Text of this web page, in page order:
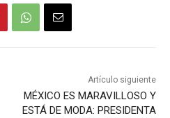
Artículo siguiente
MÉXICO ES MARAVILLOSO Y
ESTÁ DE MODA: PRESIDENTA